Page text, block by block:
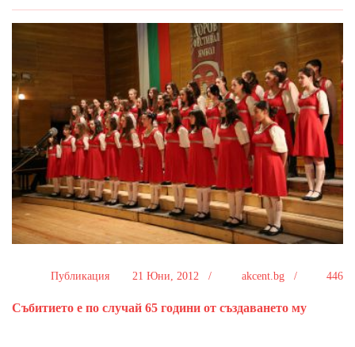
Публикация 21 Юни, 2012 / akcent.bg / 446
Събитието е по случай 65 години от създаването му